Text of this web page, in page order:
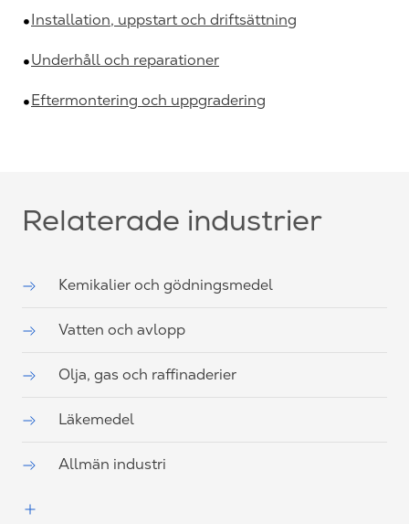
Installation, uppstart och driftsättning
Underhåll och reparationer
Eftermontering och uppgradering
Relaterade industrier
Kemikalier och gödningsmedel
Vatten och avlopp
Olja, gas och raffinaderier
Läkemedel
Allmän industri